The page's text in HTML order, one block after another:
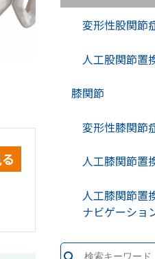
変形性股関節
人工股関節置
膝関節
変形性膝関節
人工膝関節置
人工膝関節置
ナビゲーショ